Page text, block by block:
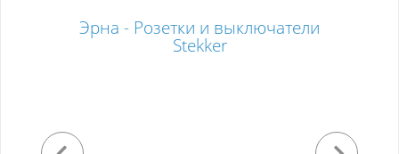
Эрна - Розетки и выключатели
Stekker